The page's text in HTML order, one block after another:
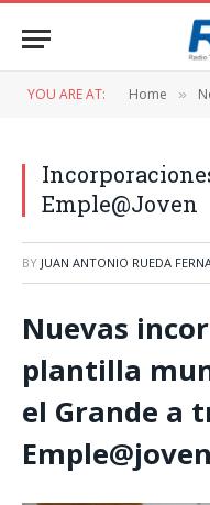
YOU ARE AT: Home »
Emple@Joven
BY JUAN ANTONIO RUEDA
Nuevas
plantilla
el Grande a
Emple@joven